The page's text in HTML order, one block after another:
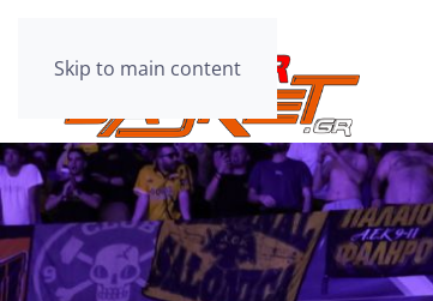
Skip to main content